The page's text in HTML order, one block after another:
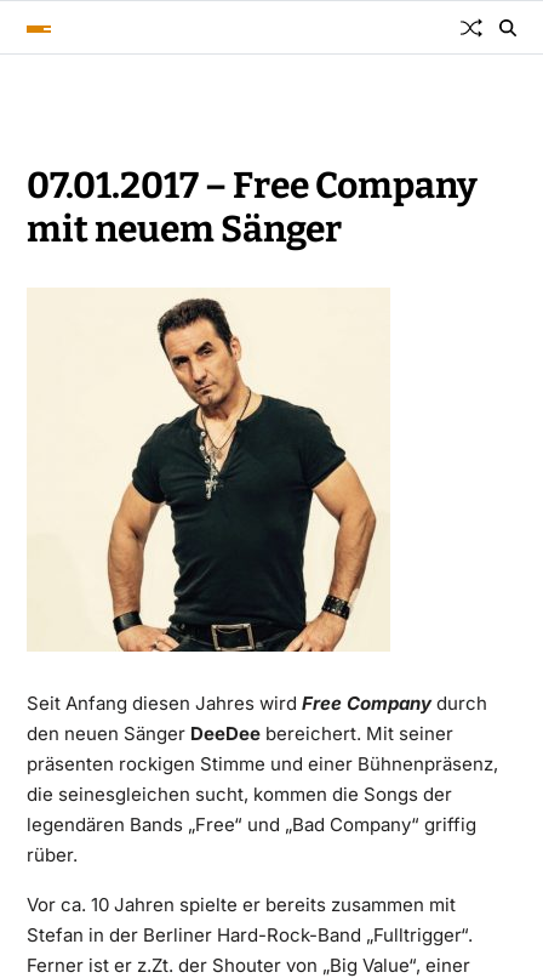
07.01.2017 – Free Company
mit neuem Sänger
Seit Anfang diesen Jahres wird Free Companydurch
den neuen Sänger DeeDeebereichert. Mit seiner
präsenten rockigen Stimme und einer Bühnenpräsenz,
die seinesgleichen sucht, kommen die Songs der
legendären Bands „Free“ und „Bad Company“ griffig
rüber.
Vor ca. 10 Jahren spielte er bereits zusammen mit
Stefan in der Berliner Hard-Rock-Band „Fulltrigger“.
Ferner ist er z.Zt. der Shouter von „Big Value“, einer